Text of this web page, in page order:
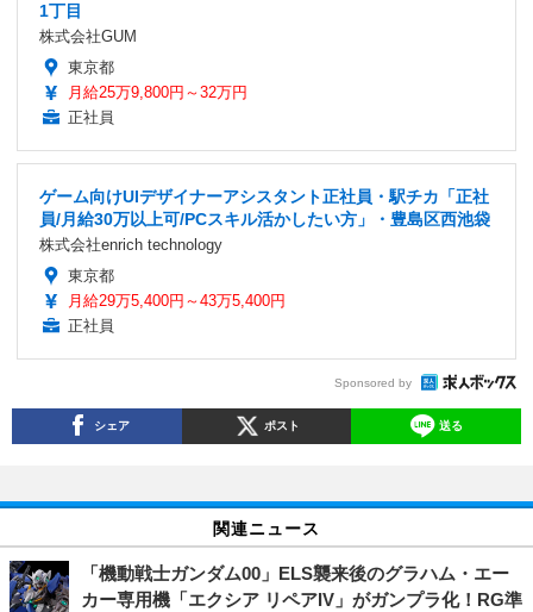
1丁目
株式会社GUM
東京都
月給25万9,800円～32万円
正社員
ゲーム向けUIデザイナーアシスタント正社員・駅チカ「正社
員/月給30万以上可/PCスキル活かしたい方」・豊島区西池袋
株式会社enrich technology
東京都
月給29万5,400円～43万5,400円
正社員
Sponsored by
シェア ポスト 送る
関連ニュース
「機動戦士ガンダム00」ELS襲来後のグラハム・エー
カー専用機「エクシア リペアIV」がガンプラ化！RG準